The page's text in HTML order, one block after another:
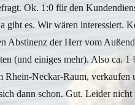
Ok. 1:0 für den
gibt es. Wir wären interessiert.
Abstinenz der Herr vom
(und einiges mehr). Also ca.
Rhein-Neckar-Raum,
dann schon. Gut. Leider